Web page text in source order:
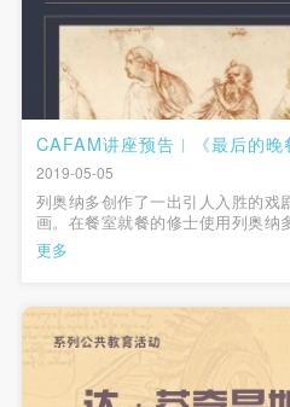
CAFAM讲座预告︱《最后的晚
2019-05-05
列奥纳多创作了一出引人入胜的戏
画。在餐室就餐的修士使用列奥纳
兰斯福尔扎家族执政时期为背景，
在桌上的食品。
更多